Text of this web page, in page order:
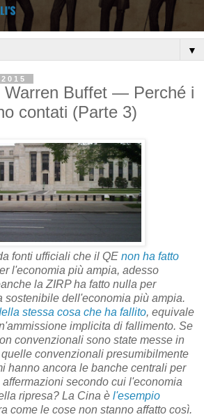
▼
Warren Buffet — Perché i
contati (Parte 3)
fonti ufficiali che il QE non ha fatto
l'economia più ampia, adesso
la ZIRP ha fatto nulla per
sostenibile dell'economia più ampia.
stessa cosa che ha fallito, equivale
implicita di fallimento. Se
convenzionali sono state messe in
convenzionali presumibilmente
hanno ancora le banche centrali per
secondo cui l'economia
ripresa? La Cina è l'esempio
come le cose non stanno affatto così.